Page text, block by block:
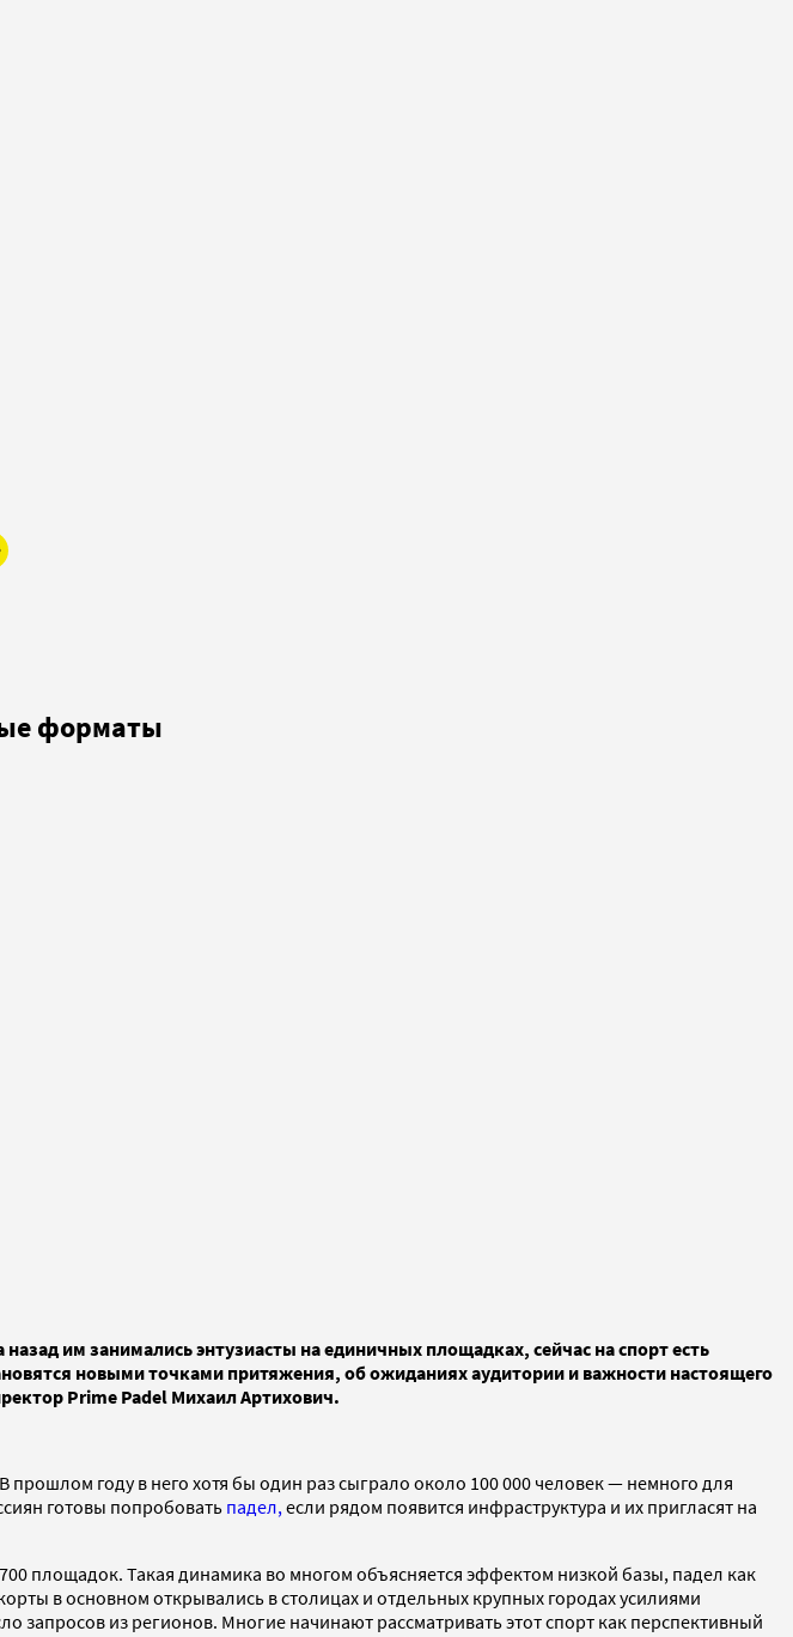
форматы
им занимались энтузиасты на единичных площадках, сейчас на спорт есть
новыми точками притяжения, об ожиданиях аудитории и важности настоящего
Prime Padel Михаил Артихович.
году в него хотя бы один раз сыграло около 100 000 человек — немного для
готовы попробовать падел, если рядом появится инфраструктура и их пригласят на
площадок. Такая динамика во многом объясняется эффектом низкой базы, падел как
в основном открывались в столицах и отдельных крупных городах усилиями
запросов из регионов. Многие начинают рассматривать этот спорт как перспективный